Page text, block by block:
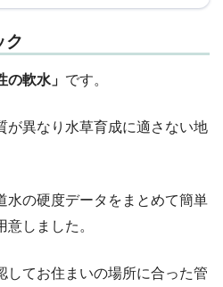
ク
の軟水」 です。
が異なり水草育成に適さない地
水の硬度データをまとめて簡単
しました。
してお住まいの場所に合った管